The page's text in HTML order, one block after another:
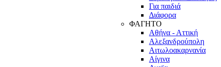
Για παιδιά
Διάφορα
ΦΑΓΗΤΟ
Αθήνα - Αττική
Αλεξανδρούπολη
Αιτωλοακαρνανία
Αίγινα